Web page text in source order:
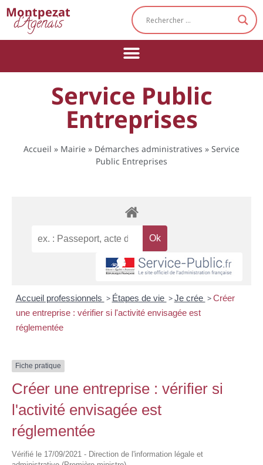
Montpezat
d'Agenais
Service Public
Entreprises
Accueil » Mairie » Démarches administratives » Service
Public Entreprises
Accueil professionnels > Étapes de vie > Je crée > Créer
une entreprise : vérifier si l'activité envisagée est
réglementée
Fiche pratique
Créer une entreprise : vérifier si
l'activité envisagée est
réglementée
Vérifié le 17/09/2021 - Direction de l'information légale et
Cookies management panel